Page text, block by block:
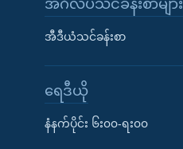
အင်္ဂလိပ်သင်ခန်းစာများ
အီဒီယံသင်ခန်းစာ
ရေဒီယို
နံနက်ပိုင်း ၆း၀၀-ရး၀၀